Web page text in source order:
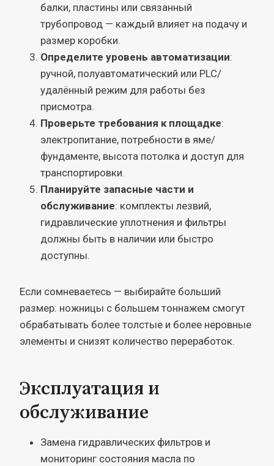
балки, пластины или связанный
трубопровод — каждый влияет на подачу и
размер коробки.
Определите уровень автоматизации:
ручной, полуавтоматический или PLC/
удалённый режим для работы без
присмотра.
Проверьте требования к площадке:
электропитание, потребности в яме/
фундаменте, высота потолка и доступ для
транспортировки.
Планируйте запасные части и
обслуживание: комплекты лезвий,
гидравлические уплотнения и фильтры
должны быть в наличии или быстро
доступны.
Если сомневаетесь — выбирайте больший
размер: ножницы с большем тоннажем смогут
обрабатывать более толстые и более неровные
элементы и снизят количество переработок.
Эксплуатация и
обслуживание
Замена гидравлических фильтров и
мониторинг состояния масла по